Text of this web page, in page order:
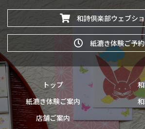
和詩倶楽部ウェブシ
紙漉き体験ご予約
トップ
紙漉き体験ご案内
店舗ご案内